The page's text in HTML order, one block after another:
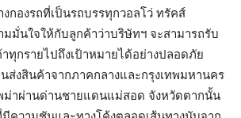
งกองรถที่เป็นรถบรรทุกวอลโว่ ทรัคส์
มมั่นใจให้กับลูกค้าว่าบริษัทฯ จะสามารถรับ
ทุกรายไปถึงเป้าหมายได้อย่างปลอดภัย
นส่งสินค้าจากภาคกลางและกรุงเทพมหานคร
าผ่านด่านชายแดนแม่สอด จังหวัดตากนั้น